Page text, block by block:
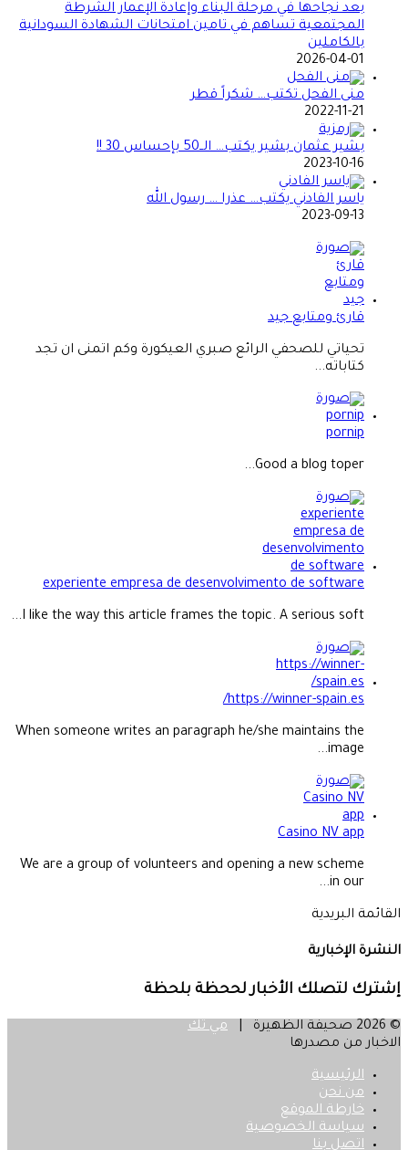
بعد نجاحها في مرحلة البناء وإعادة الإعمار الشرطة
المجتمعية تساهم في تامين امتحانات الشهادة السودانية
بالكاملين
2026-04-01
منى الفحل تكتب… شكراً قطر
2022-11-21
بشير عثمان بشير يكتب… الــ50 بإحساس 30 !!
2023-10-16
ياسر الفادني يكتب… عذرا … رسول الله
2023-09-13
قارئ ومتابع جيد
تحياتي للصحفي الرائع صبري العيكورة وكم اتمنى ان تجد
كتاباته...
pornip
Good a blog toper...
experiente empresa de desenvolvimento de software
I like the way this article frames the topic. A serious soft...
https://winner-spain.es/
When someone writes an paragraph he/she maintains the
image...
Casino NV app
We are a group of volunteers and opening a new scheme
in our...
القائمة البريدية
النشرة الإخبارية
إشترك لتصلك الأخبار لححظة بلحظة
© 2026 صحيفة الظهيرة |
مي تك
الاخبار من مصدرها
الرئيسية
من نحن
خارطة الموقع
سياسة الخصوصية
اتصل بنا